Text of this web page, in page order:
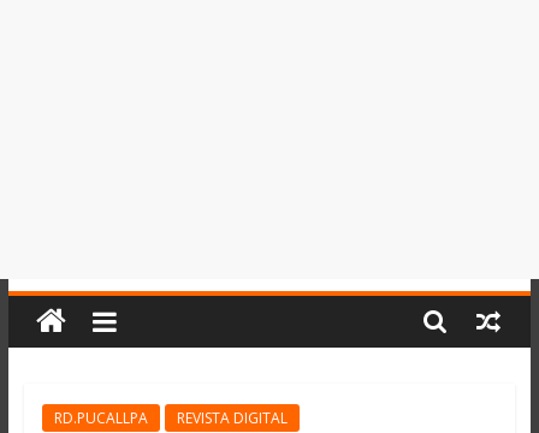
RD.PUCALLPA REVISTA DIGITAL